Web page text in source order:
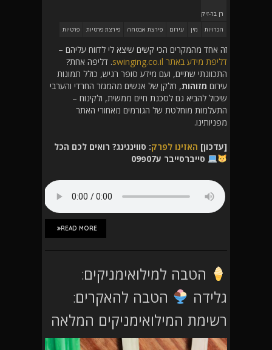
רן בר-זיק
הכרויות
מין עירום פירצת אבטחה פירצת פרטיות פרטיות
זה אחד מהמקרים הכי קשים שיצא לי לדווח עליהם –
דליפת מידע באתר swinging.co.il
. דליפה אחת?
התכוונתי שתיים, ועם מידע סופר רגיש, כולל תמונות
עירום מזוהות, חלקן של אנשים מהמגזר החרדי והערבי
שיכול להביא גם לסכנת חיים ממשית, ולקינוח –
התעלמות מוחלטת של הגורמים מאחורי האתר
מפניותינו.
[עדכון] האזינו לפרק: סווינגינג? רואים לכם הכל
סייברסייבר ע07פ09
READ MORE
הטבה למילואימניקים:
גלידה
הטבה להאקרים:
רשימת המילואימניקים המלאה